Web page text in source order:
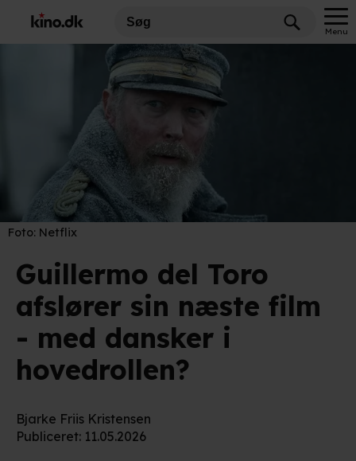
Menu
Foto: Netflix
Guillermo del Toro
afslører sin næste film
- med dansker i
hovedrollen?
Bjarke Friis Kristensen
Publiceret: 11.05.2026